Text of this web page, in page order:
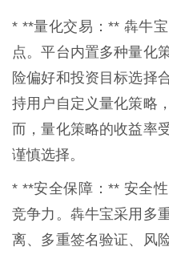
* **量化交易：** 犇牛
点。平台内置多种量化
险偏好和投资目标选择
持用户自定义量化策略
而，量化策略的收益率
谨慎选择。
* **安全保障：** 安全
竞争力。犇牛宝采用多
离、多重签名验证、风